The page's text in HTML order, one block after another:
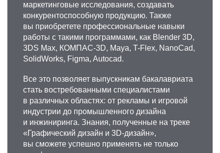
маркетинговые исследования, создавать
конкурентоспособную продукцию. Также
вы приобретете профессиональные навыки
работы с такими программами, как Blender 3D,
3DS Max, КОМПАС-3D, Maya, T-Flex, NanoCad,
SolidWorks, Figma, Autocad.
Все это позволяет выпускникам бакалавриата
стать востребованными специалистами
в различных областях: от рекламы и игровой
индустрии до промышленного дизайна
и инжиниринга. Знания, полученные на треке
«Графический дизайн и 3D-дизайн»,
вы сможете успешно применять не только